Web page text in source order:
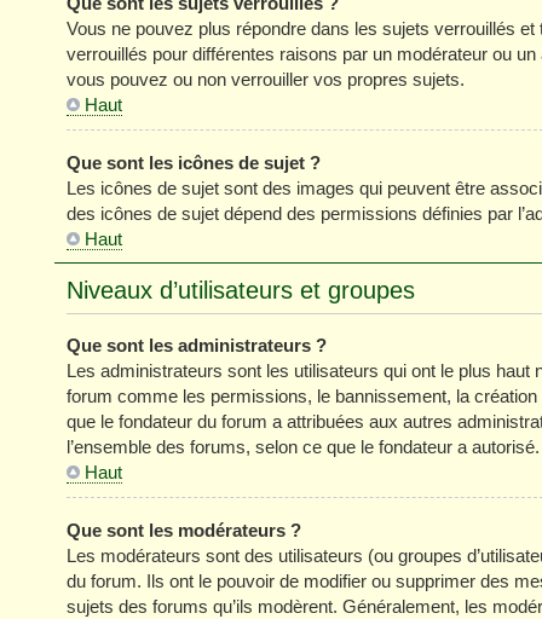
Vous ne pouvez plus répondre dans les sujets verrouillés
verrouillés pour différentes raisons par un modérateur ou
vous pouvez ou non verrouiller vos propres sujets.
Haut
Que sont les icônes de sujet ?
Les icônes de sujet sont des images qui peuvent être
des icônes de sujet dépend des permissions définies par
Haut
Niveaux d’utilisateurs et groupes
Que sont les administrateurs ?
Les administrateurs sont les utilisateurs qui ont le plus
forum comme les permissions, le bannissement, la
que le fondateur du forum a attribuées aux autres
l’ensemble des forums, selon ce que le fondateur a autorisé.
Haut
Que sont les modérateurs ?
Les modérateurs sont des utilisateurs (ou groupes
du forum. Ils ont le pouvoir de modifier ou supprimer des
sujets des forums qu’ils modèrent. Généralement, les